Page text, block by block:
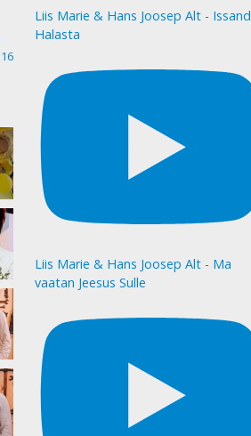
16
Liis Marie & Hans Joosep Alt - Issand
Halasta
Liis Marie & Hans Joosep Alt - Ma
vaatan Jeesus Sulle